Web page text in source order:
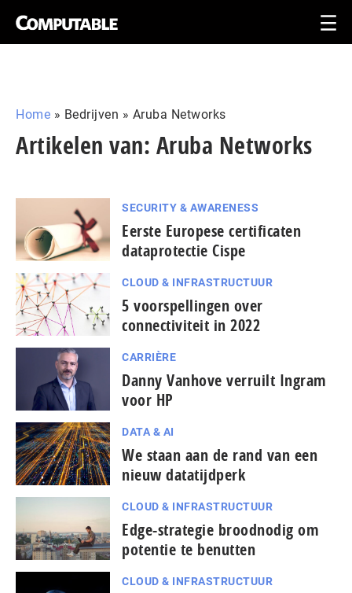
Home » Bedrijven » Aruba Networks
Artikelen van: Aruba Networks
SECURITY & AWARENESS
Eerste Europese certificaten
dataprotectie Cispe
CLOUD & INFRASTRUCTUUR
5 voorspellingen over
connectiviteit in 2022
CARRIÈRE
Danny Vanhove verruilt Ingram
voor HP
DATA & AI
We staan aan de rand van een
nieuw datatijdperk
CLOUD & INFRASTRUCTUUR
Edge-strategie broodnodig om
potentie te benutten
CLOUD & INFRASTRUCTUUR